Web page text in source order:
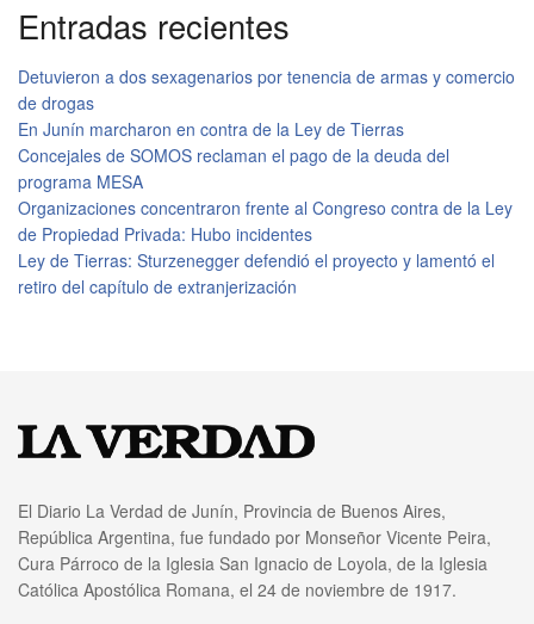
Entradas recientes
Detuvieron a dos sexagenarios por tenencia de armas y comercio
de drogas
En Junín marcharon en contra de la Ley de Tierras
Concejales de SOMOS reclaman el pago de la deuda del
programa MESA
Organizaciones concentraron frente al Congreso contra de la Ley
de Propiedad Privada: Hubo incidentes
Ley de Tierras: Sturzenegger defendió el proyecto y lamentó el
retiro del capítulo de extranjerización
El Diario La Verdad de Junín, Provincia de Buenos Aires,
República Argentina, fue fundado por Monseñor Vicente Peira,
Cura Párroco de la Iglesia San Ignacio de Loyola, de la Iglesia
Católica Apostólica Romana, el 24 de noviembre de 1917.